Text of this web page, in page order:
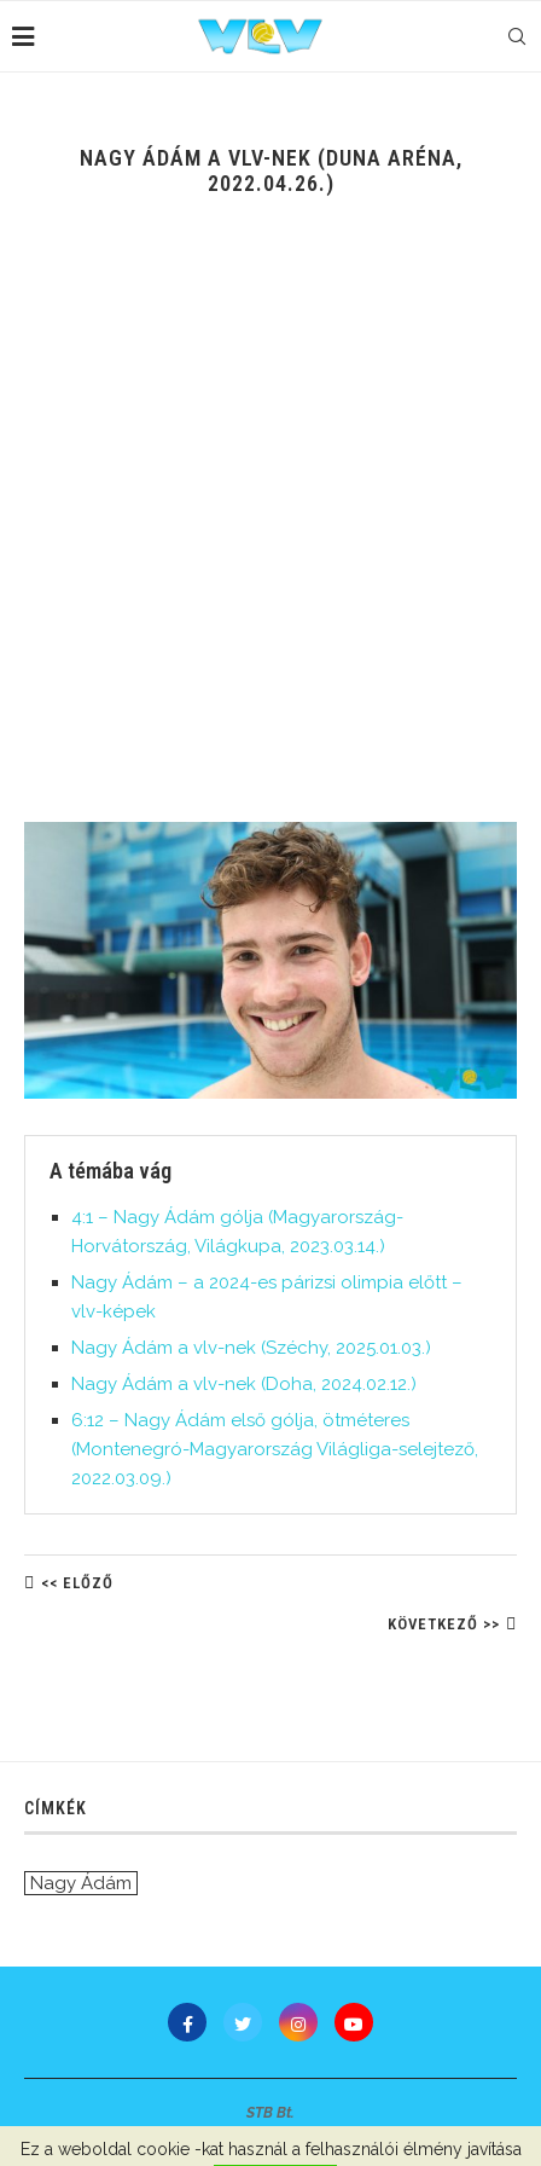
NAGY ÁDÁM A VLV-NEK (DUNA ARÉNA,
2022.04.26.)
A témába vág
4:1 – Nagy Ádám gólja (Magyarország-
Horvátország, Világkupa, 2023.03.14.)
Nagy Ádám – a 2024-es párizsi olimpia előtt –
vlv-képek
Nagy Ádám a vlv-nek (Széchy, 2025.01.03.)
Nagy Ádám a vlv-nek (Doha, 2024.02.12.)
6:12 – Nagy Ádám első gólja, ötméteres
(Montenegró-Magyarország Világliga-selejtező,
2022.03.09.)
<< ELŐZŐ
KÖVETKEZŐ >>
CÍMKÉK
Nagy Ádám
STB Bt.
Ez a weboldal cookie -kat használ a felhasználói élmény javítása